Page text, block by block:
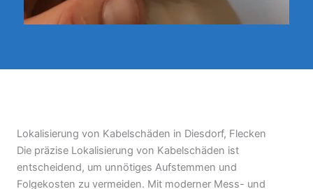
Lokalisierung von Kabelschäden in Diesdorf, Flecken
Die präzise Lokalisierung von Kabelschäden ist
entscheidend, um unnötiges Aufstemmen und
Folgekosten zu vermeiden. Mit moderner Mess- und